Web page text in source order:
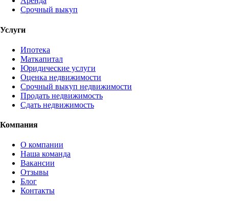
Срочный выкуп
Услуги
Ипотека
Маткапитал
Юридические услуги
Оценка недвижимости
Срочный выкуп недвижимости
Продать недвижимость
Сдать недвижимость
Компания
О компании
Наша команда
Вакансии
Отзывы
Блог
Контакты